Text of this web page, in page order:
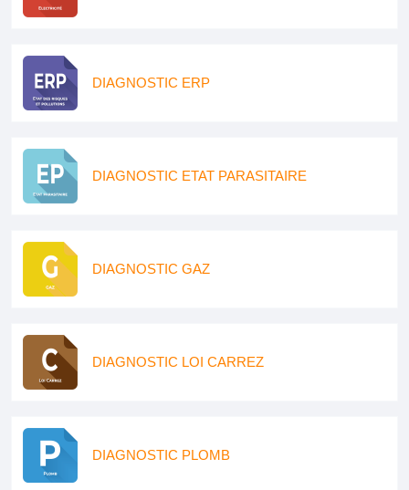
DIAGNOSTIC ERP
DIAGNOSTIC ETAT PARASITAIRE
DIAGNOSTIC GAZ
DIAGNOSTIC LOI CARREZ
DIAGNOSTIC PLOMB